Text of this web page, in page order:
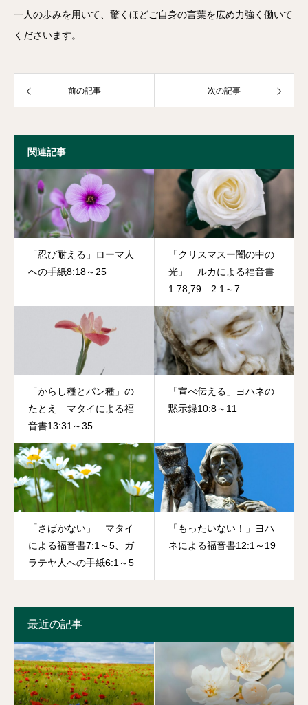
一人の歩みを用いて、驚くほどご自身の言葉を広め力強く働いて
くださいます。
前の記事 次の記事
関連記事
「忍び耐える」ローマ人
への手紙8:18～25
「クリスマスー闇の中の
光」 ルカによる福音書
1:78,79 2:1～7
「からし種とパン種」の
たとえ マタイによる福
音書13:31～35
「宣べ伝える」ヨハネの
黙示録10:8～11
「さばかない」 マタイ
による福音書7:1～5、ガ
ラテヤ人への手紙6:1～5
「もったいない！」ヨハ
ネによる福音書12:1～19
最近の記事